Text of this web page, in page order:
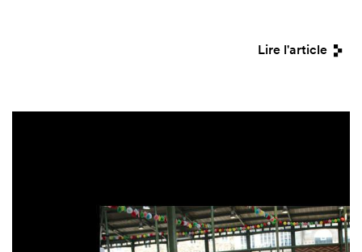
Lire l'article